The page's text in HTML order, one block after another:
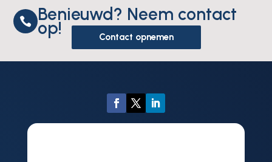
 Benieuwd? Neem contact
op! Contact opnemen